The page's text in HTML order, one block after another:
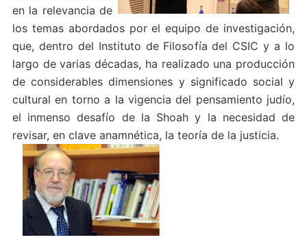
en la relevancia de
los temas abordados por el equipo de investigación,
que, dentro del Instituto de Filosofía del CSIC y a lo
largo de varias décadas, ha realizado una producción
de considerables dimensiones y significado social y
cultural en torno a la vigencia del pensamiento judío,
el inmenso desafío de la Shoah y la necesidad de
revisar, en clave anamnética, la teoría de la justicia.